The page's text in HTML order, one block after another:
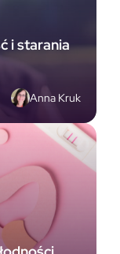
i starania
Anna Kruk